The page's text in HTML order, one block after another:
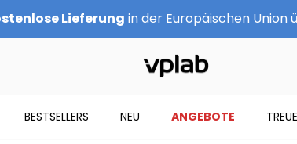
Lieferung in der Europäischen Union
BESTSELLERS NEU ANGEBOTE